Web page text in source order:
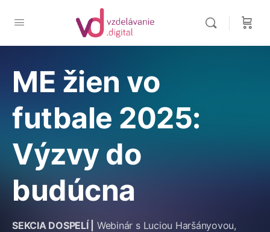
ME žien vo
futbale 2025:
Výzvy do
budúcna
SEKCIA DOSPELÍ |
Webinár s Luciou Haršányovou,